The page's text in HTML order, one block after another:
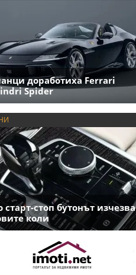
доработиха Ferrari
Spider
стоп бутонът изчезва
коли